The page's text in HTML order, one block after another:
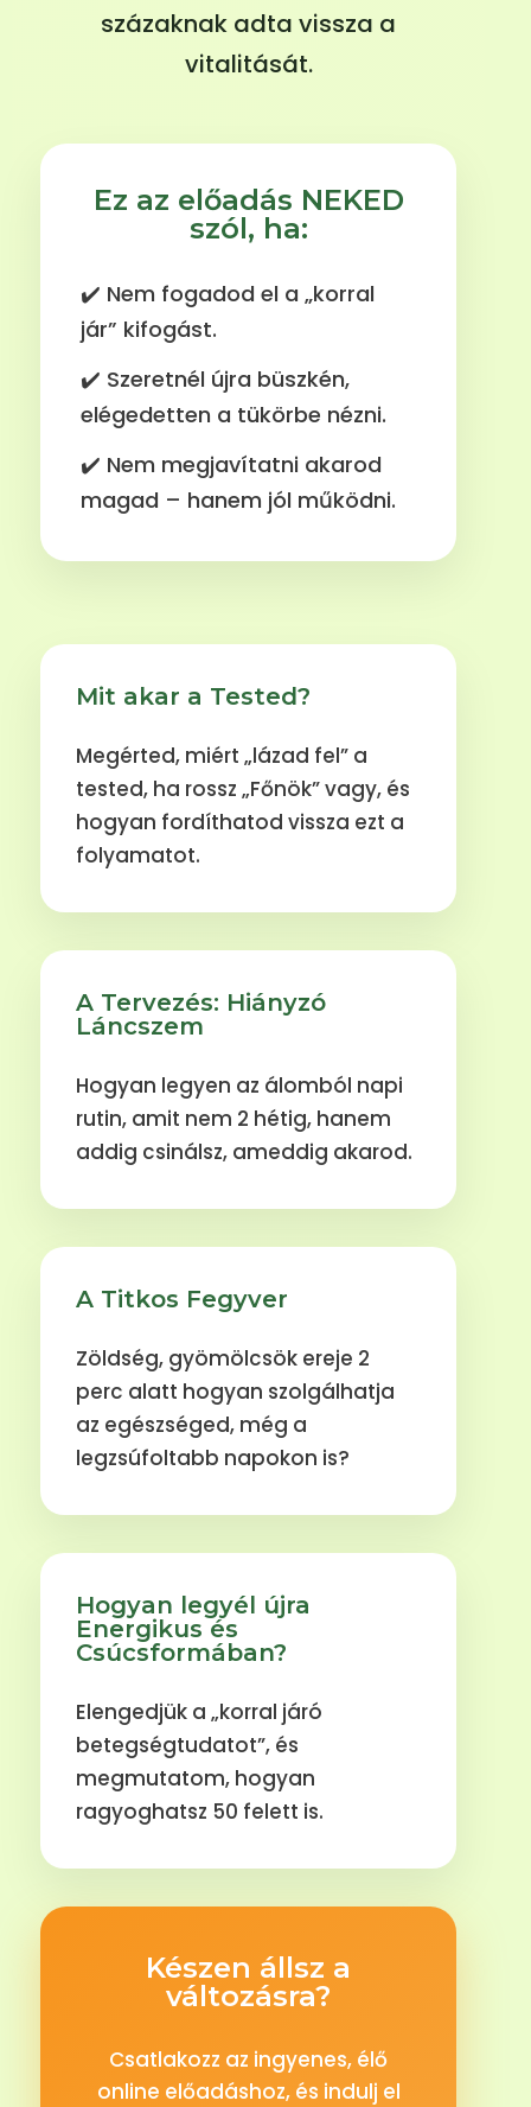
százaknak adta vissza a
vitalitását.
Ez az előadás NEKED
szól, ha:
✔️ Nem fogadod el a „korral
jár” kifogást.
✔️ Szeretnél újra büszkén,
elégedetten a tükörbe nézni.
✔️ Nem megjavítatni akarod
magad – hanem jól működni.
Mit akar a Tested?
Megérted, miért „lázad fel” a
tested, ha rossz „Főnök” vagy, és
hogyan fordíthatod vissza ezt a
folyamatot.
A Tervezés: Hiányzó
Láncszem
Hogyan legyen az álomból napi
rutin, amit nem 2 hétig, hanem
addig csinálsz, ameddig akarod.
A Titkos Fegyver
Zöldség, gyömölcsök ereje 2
perc alatt hogyan szolgálhatja
az egészséged, még a
legzsúfoltabb napokon is?
Hogyan legyél újra
Energikus és
Csúcsformában?
Elengedjük a „korral járó
betegségtudatot”, és
megmutatom, hogyan
ragyoghatsz 50 felett is.
Készen állsz a
változásra?
Csatlakozz az ingyenes, élő
online előadáshoz, és indulj el